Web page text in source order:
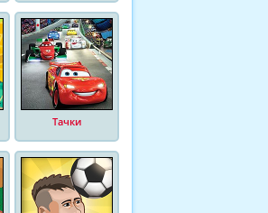
Тачки